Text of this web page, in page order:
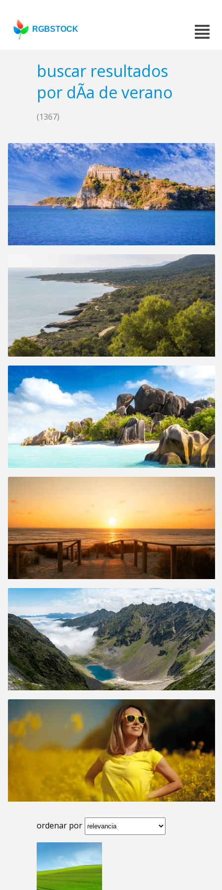
RGBSTOCK
buscar resultados
por dÃ­a de verano
(1367)
ordenar por